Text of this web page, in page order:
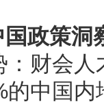
政策洞
财会
中国